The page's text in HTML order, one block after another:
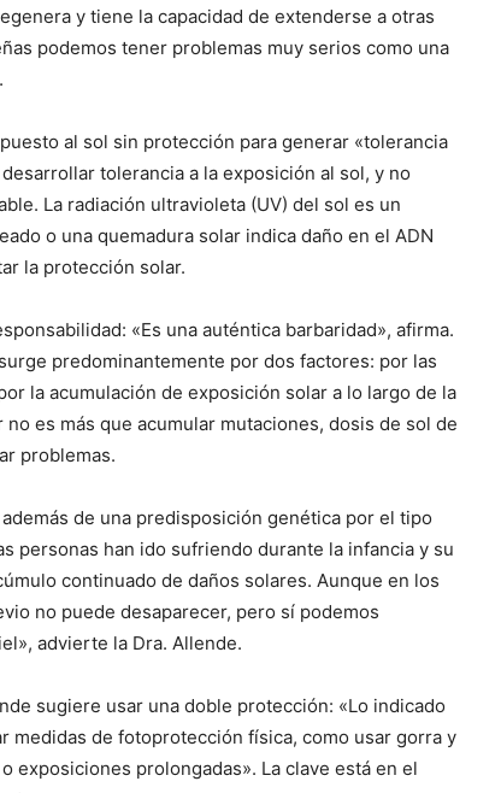
y tiene la capacidad de extenderse a otras
podemos tener problemas muy serios como una
al sol sin protección para generar «tolerancia
tolerancia a la exposición al sol, y no
La radiación ultravioleta (UV) del sol es un
o una quemadura solar indica daño en el ADN
la protección solar.
«Es una auténtica barbaridad», afirma.
predominantemente por dos factores: por las
la acumulación de exposición solar a lo largo de la
es más que acumular mutaciones, dosis de sol de
problemas.
de una predisposición genética por el tipo
personas han ido sufriendo durante la infancia y su
continuado de daños solares. Aunque en los
no puede desaparecer, pero sí podemos
advierte la Dra. Allende.
sugiere usar una doble protección: «Lo indicado
de fotoprotección física, como usar gorra y
exposiciones prolongadas». La clave está en el